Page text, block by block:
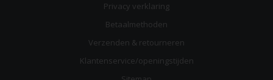
Privacy verklaring
Betaalmethoden
Verzenden & retourneren
Klantenservice/openingstijden